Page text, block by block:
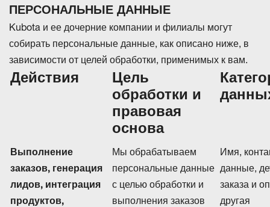
ПЕРСОНАЛЬНЫЕ ДАННЫЕ
Kubota и ее дочерние компании и филиалы могут
собирать персональные данные, как описано ниже, в
зависимости от целей обработки, применимых к вам.
Действия
Цель
обработки и
правовая
основа
Выполнение
заказов, генерация
лидов, интеграция
продуктов,
Мы обрабатываем
персональные данные
с целью обработки и
выполнения заказов
Имя,
данные,
заказа и
другая